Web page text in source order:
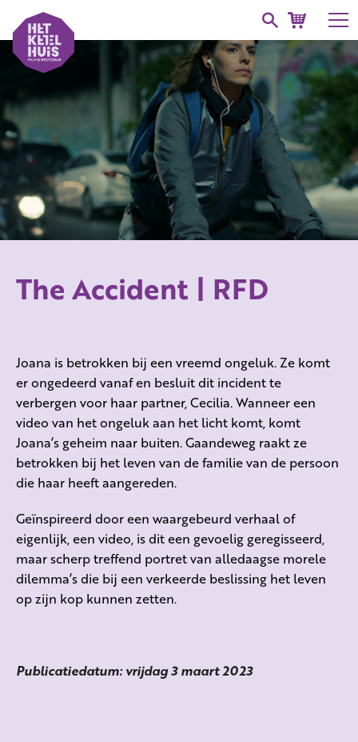
The Accident | RFD
Joana is betrokken bij een vreemd ongeluk. Ze komt
er ongedeerd vanaf en besluit dit incident te
verbergen voor haar partner, Cecilia. Wanneer een
video van het ongeluk aan het licht komt, komt
Joana’s geheim naar buiten. Gaandeweg raakt ze
betrokken bij het leven van de familie van de persoon
die haar heeft aangereden.
Geïnspireerd door een waargebeurd verhaal of
eigenlijk, een video, is dit een gevoelig geregisseerd,
maar scherp treffend portret van alledaagse morele
dilemma’s die bij een verkeerde beslissing het leven
op zijn kop kunnen zetten.
Publicatiedatum: vrijdag 3 maart 2023